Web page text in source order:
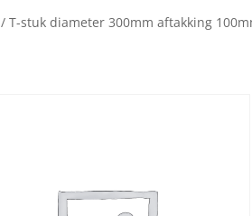
/ T-stuk diameter 300mm aftakking